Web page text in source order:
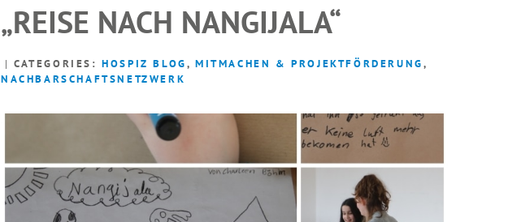
„REISE NACH NANGIJALA“
CATEGORIES:HOSPIZ BLOG,MITMACHEN & PROJEKTFÖRDERUNG,
NACHBARSCHAFTSNETZWERK